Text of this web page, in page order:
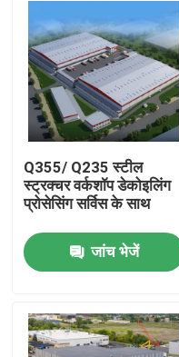
उत्पादों
Q355/ Q235 स्टील
स्ट्रक्चर वर्कशॉप डेकोइलिंग
प्रोसेसिंग सर्विस के साथ
जांच भेजें